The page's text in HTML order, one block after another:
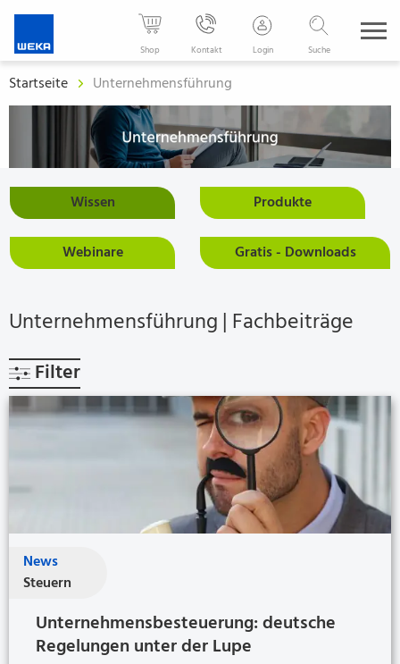
Media
-
Der
Fachverlag
für
Ihren
beruflichen
Erfolg
Shop Kontakt Login Suche
Startseite Unternehmensführung
Wissen Produkte
Webinare Gratis - Downloads
Unternehmensführung| Fachbeiträge
Filter
News
Steuern
Unternehmensbesteuerung: deutsche
Regelungen unter der Lupe